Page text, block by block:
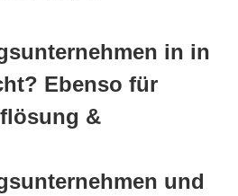
in in
Ebenso für
&
und